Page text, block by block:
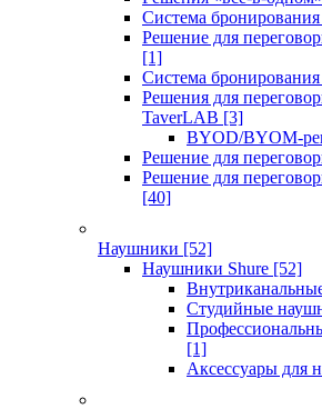
Система
Решение для
[1]
Система
Решения для
TaverLAB [3]
BYOD/BYOM-
Решение для
Решение для
[40]
Наушники [52]
Наушники Shure [52]
Студийные
[1]
Аксессуары для